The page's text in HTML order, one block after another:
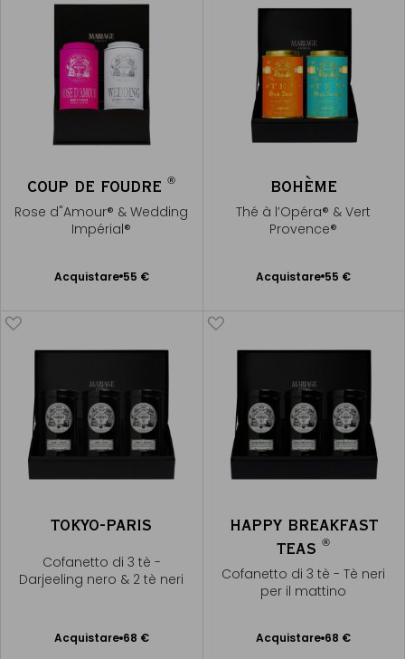
COUP DE FOUDRE®
Rose d"Amour® & Wedding
Impérial®
Acquistare 55 €
Aggiungere
BOHÈME
Thé à l’Opéra® & Vert
Provence®
Acquistare 55 €
Aggiungere
TOKYO-PARIS
Cofanetto di 3 tè -
Darjeeling nero & 2 tè neri
Acquistare 68 €
Aggiungere
HAPPY BREAKFAST
TEAS®
Cofanetto di 3 tè - Tè neri
per il mattino
Acquistare 68 €
Aggiungere